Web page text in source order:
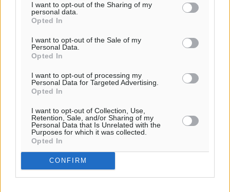
I want to opt-out of the Sharing of my
personal data.
Opted In
I want to opt-out of the Sale of my
Personal Data.
Opted In
I want to opt-out of processing my
Personal Data for Targeted Advertising.
Opted In
I want to opt-out of Collection, Use,
Retention, Sale, and/or Sharing of my
Personal Data that Is Unrelated with the
Purposes for which it was collected.
Opted In
CONFIRM
δημιουργία Τεχνικής Επιθεώρησης
Εργασίας στη Ρόδο
Στα πλαίσια της σύσκεψης που πραγματοποιήθηκε με
τον Πρωθυπουργό, κατά την επίσκεψη του στη Ρόδο, ο
Εγγλέζος, συμμετείχε με ...